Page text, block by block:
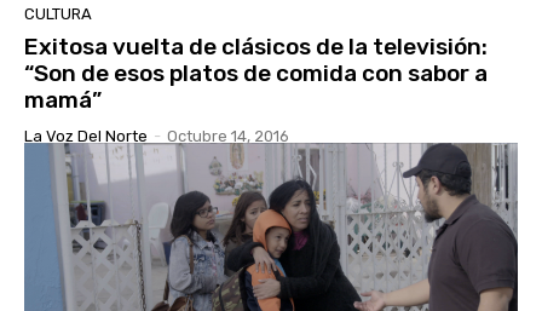
CULTURA
Exitosa vuelta de clásicos de la televisión:
“Son de esos platos de comida con sabor a
mamá”
La Voz Del Norte - Octubre 14, 2016